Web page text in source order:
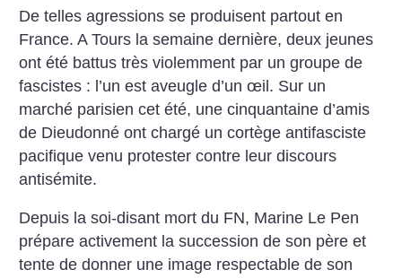
De telles agressions se produisent partout en
France. A Tours la semaine dernière, deux jeunes
ont été battus très violemment par un groupe de
fascistes : l’un est aveugle d’un œil. Sur un
marché parisien cet été, une cinquantaine d’amis
de Dieudonné ont chargé un cortège antifasciste
pacifique venu protester contre leur discours
antisémite.
Depuis la soi-disant mort du FN, Marine Le Pen
prépare activement la succession de son père et
tente de donner une image respectable de son